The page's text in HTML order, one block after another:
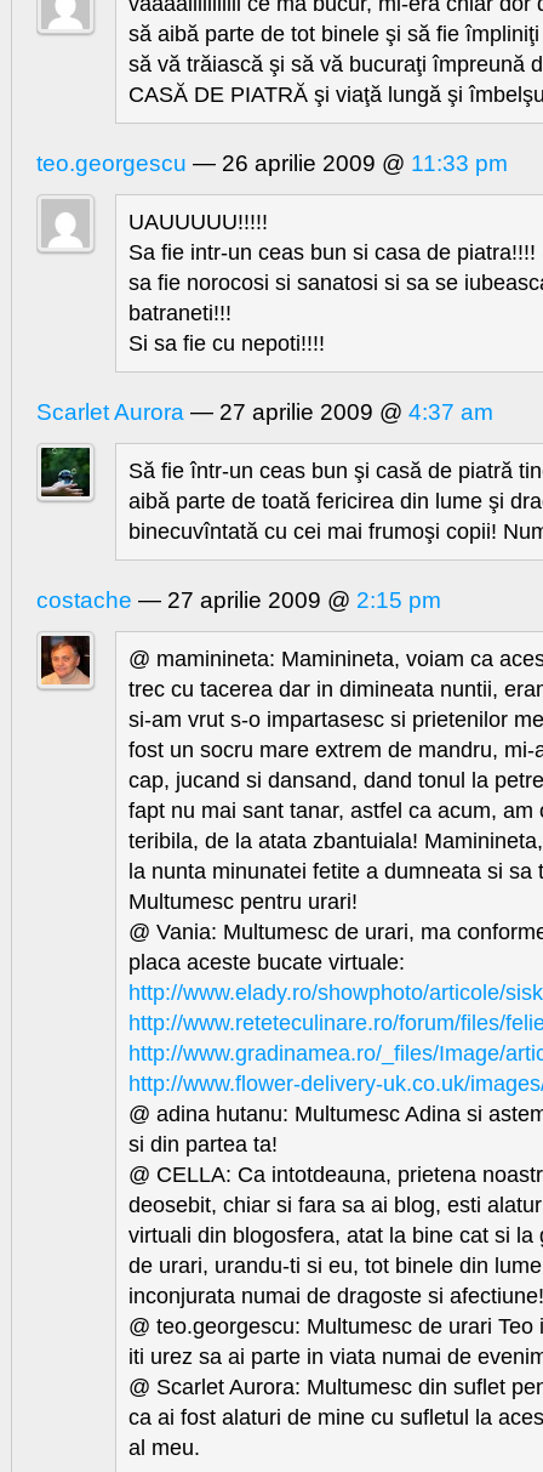
să aibă parte de tot binele şi să fie
să vă trăiască şi să vă bucuraţi împreună
CASĂ DE PIATRĂ şi viaţă lungă şi
teo.georgescu — 26 aprilie 2009 @ 11:33 pm
UAUUUUU!!!!!
Sa fie intr-un ceas bun si casa de
sa fie norocosi si sanatosi si sa se
batraneti!!!
Si sa fie cu nepoti!!!!
Scarlet Aurora — 27 aprilie 2009 @ 4:37 am
Să fie într-un ceas bun şi casă de piatră
aibă parte de toată fericirea din lume şi
binecuvîntată cu cei mai frumoşi copii!
costache — 27 aprilie 2009 @ 2:15 pm
@ maminineta: Maminineta, voiam ca
trec cu tacerea dar in dimineata nuntii,
si-am vrut s-o impartasesc si prietenilor
fost un socru mare extrem de mandru, mi-
cap, jucand si dansand, dand tonul la
fapt nu mai sant tanar, astfel ca acum, am
teribila, de la atata zbantuiala!
la nunta minunatei fetite a dumneata si sa
Multumesc pentru urari!
@ Vania: Multumesc de urari, ma
placa aceste bucate virtuale:
http://www.elady.ro/showphoto/articole/
http://www.reteteculinare.ro/forum/files/
http://www.gradinamea.ro/_files/Image/
http://www.flower-delivery-uk.co.uk/
@ adina hutanu: Multumesc Adina si
si din partea ta!
@ CELLA: Ca intotdeauna, prietena
deosebit, chiar si fara sa ai blog, esti
virtuali din blogosfera, atat la bine cat si la
de urari, urandu-ti si eu, tot binele din
inconjurata numai de dragoste si afectiune!
@ teo.georgescu: Multumesc de urari Teo
iti urez sa ai parte in viata numai de
@ Scarlet Aurora: Multumesc din suflet
ca ai fost alaturi de mine cu sufletul la
al meu.